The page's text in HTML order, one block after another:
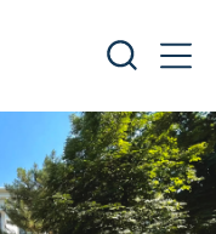
SEARCH